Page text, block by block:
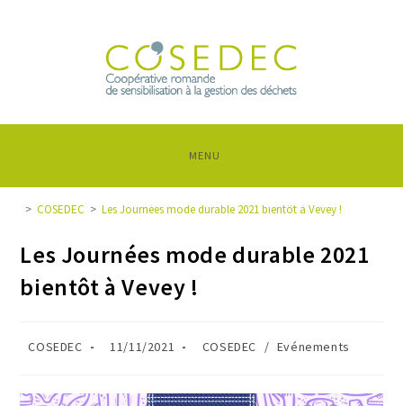
MENU
> COSEDEC > Les Journées mode durable 2021 bientôt à Vevey !
Les Journées mode durable 2021
bientôt à Vevey !
COSEDEC 11/11/2021 COSEDEC / Evénements